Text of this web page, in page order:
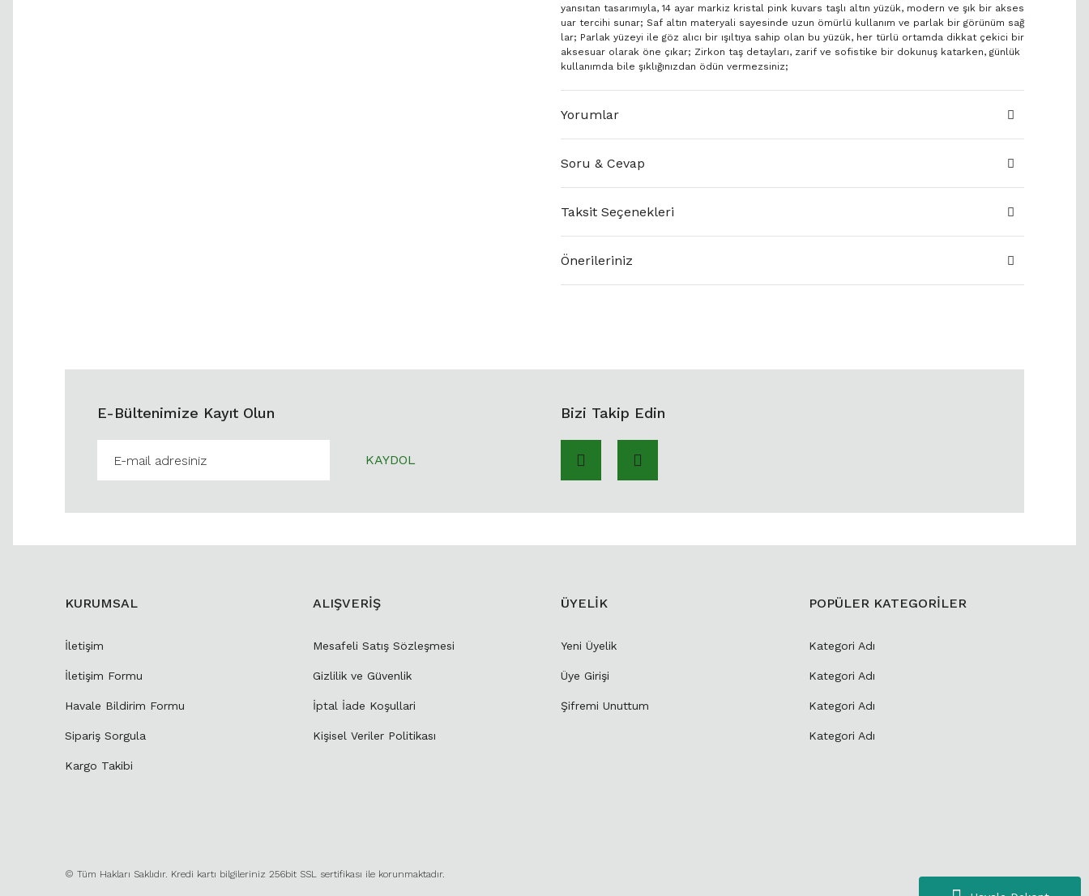
yansıtan tasarımıyla, 14 ayar markiz kristal pink kuvars taşlı altın yüzük, modern ve şık bir akses
uar tercihi sunar; Saf altın materyali sayesinde uzun ömürlü kullanım ve parlak bir görünüm sağ
lar; Parlak yüzeyi ile göz alıcı bir ışıltıya sahip olan bu yüzük, her türlü ortamda dikkat çekici bir
aksesuar olarak öne çıkar; Zirkon taş detayları, zarif ve sofistike bir dokunuş katarken, günlük
kullanımda bile şıklığınızdan ödün vermezsiniz;
Yorumlar
Soru & Cevap
Taksit Seçenekleri
Önerileriniz
E-Bültenimize Kayıt Olun
KAYDOL
Bizi Takip Edin
KURUMSAL
İletişim
İletişim Formu
Havale Bildirim Formu
Sipariş Sorgula
Kargo Takibi
ALIŞVERİŞ
Mesafeli Satış Sözleşmesi
Gizlilik ve Güvenlik
İptal İade Koşullari
Kişisel Veriler Politikası
ÜYELİK
Yeni Üyelik
Üye Girişi
Şifremi Unuttum
POPÜLER KATEGORİLER
Kategori Adı
Kategori Adı
Kategori Adı
Kategori Adı
© Tüm Hakları Saklıdır. Kredi kartı bilgileriniz 256bit SSL sertifikası ile korunmaktadır.